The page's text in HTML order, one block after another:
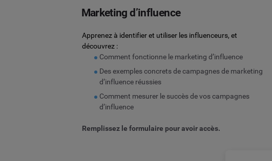
Marketing d’influence
Apprenez à identifier et utiliser les influenceurs, et
découvrez :
Comment fonctionne le marketing d’influence
Des exemples concrets de campagnes de marketing
d’influence réussies
Comment mesurer le succès de vos campagnes
d’influence
Remplissez le formulaire pour avoir accès.